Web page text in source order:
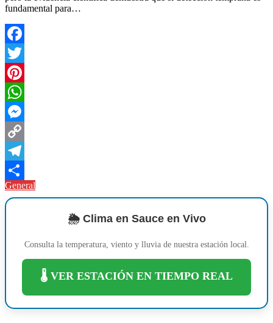
fundamental para…
Facebook
Twitter
Pinterest
WhatsApp
Messenger
Copy
Link
Telegram
Compartir
General
🌦️ Clima en Sauce en Vivo
Consulta la temperatura, viento y lluvia de nuestra estación local.
🌡️ VER ESTACIÓN EN TIEMPO REAL